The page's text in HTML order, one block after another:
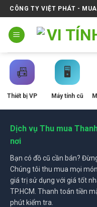
Skip
to
content
CÔNG TY VIỆT PHÁT -
📠
Thiết bị VP
🖥️
Máy tính cũ
Dịch vụ Thu mua
nơi
Bạn có đồ cũ cần bán?
Chúng tôi thu mua mọi
giá trị sử dụng với giá tốt
TP.HCM. Thanh toán tiền
phút kiểm tra.